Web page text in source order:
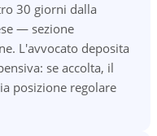
30 giorni dalla
— sezione
L'avvocato deposita
se accolta, il
posizione regolare